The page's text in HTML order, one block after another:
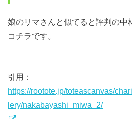
娘のリマさんと似てると評判の中
コチラです。
引用：
https://rootote.jp/toteascanvas/
lery/nakabayashi_miwa_2/